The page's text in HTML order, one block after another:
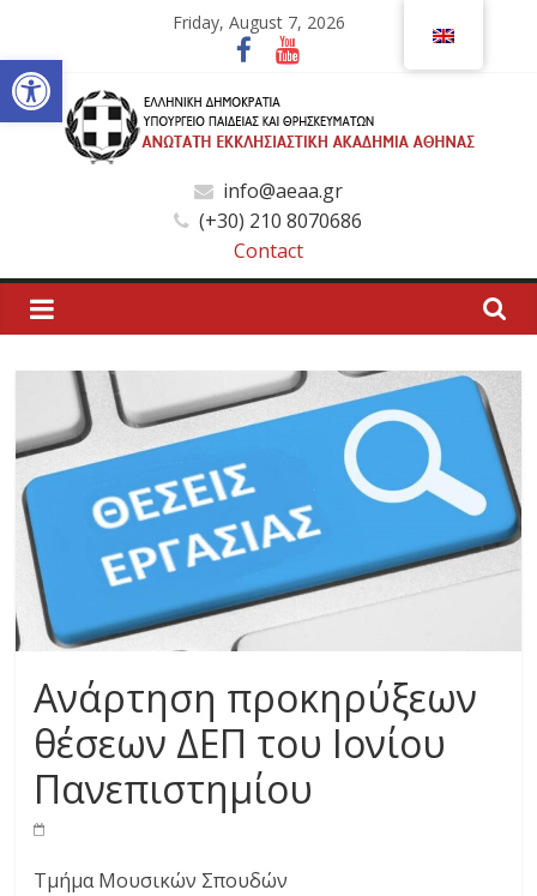
Open toolbar
content
Friday, August 7, 2026
Ανώτατη
Εκκλησιαστική
Ακαδημία
Αθηνών
Ανώτατη
Εκκλησιαστική
Ακαδημία
Αθηνών
info@aeaa.gr
(+30) 210 8070686
Contact
Ανάρτηση προκηρύξεων
θέσεων ΔΕΠ του Ιονίου
Πανεπιστημίου
Τμήμα Μουσικών Σπουδών